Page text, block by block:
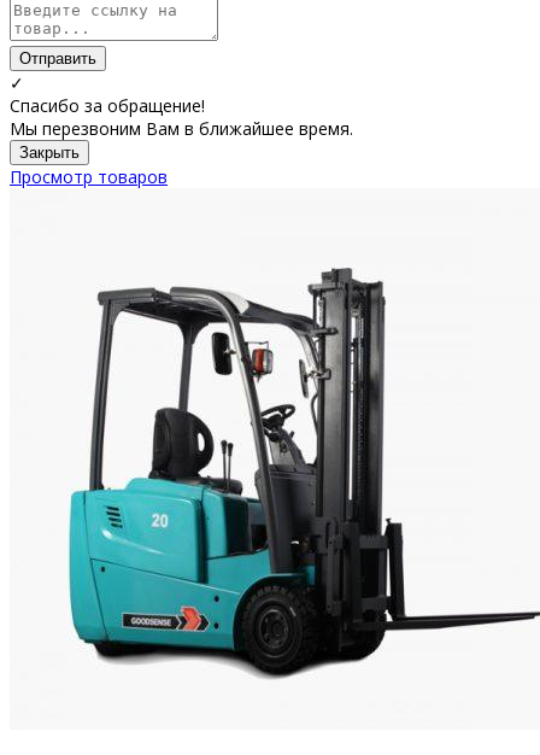
Отправить
✓
Спасибо за обращение!
Мы перезвоним Вам в ближайшее время.
Закрыть
Просмотр товаров